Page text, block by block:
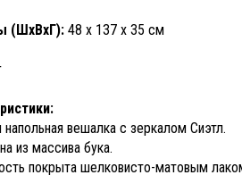
(ШхВхГ): 48 х 137 х 35 см
напольная вешалка с зеркалом Сиэтл.
из массива бука.
покрыта шелковисто-матовым